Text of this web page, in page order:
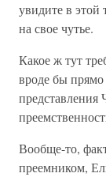
увидите в этой
на свое чутье.
Какое ж тут
вроде бы
представления
Вообще-то,
преемником,